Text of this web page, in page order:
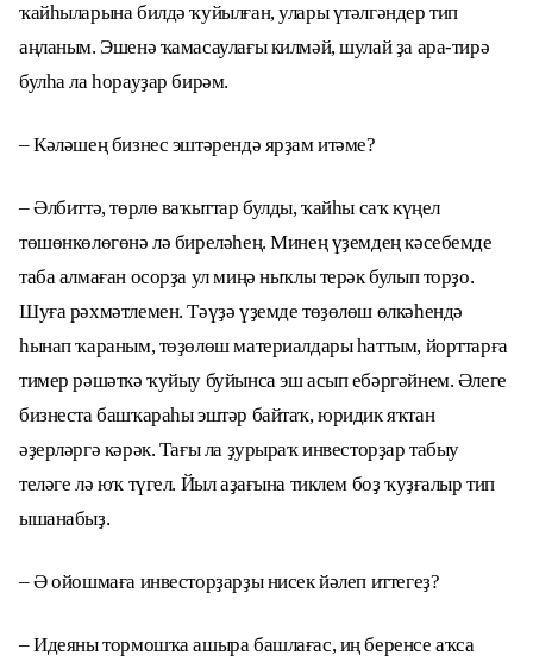
ҡайһыларына билдә ҡуйылған, улары үтәлгәндер тип
аңланым. Эшенә ҡамасаулағы килмәй, шулай ҙа ара-тирә
булһа ла һорауҙар бирәм.
– Кәләшең бизнес эштәрендә ярҙам итәме?
– Әлбиттә, төрлө ваҡыттар булды, ҡайһы саҡ күңел
төшөнкөлөгөнә лә биреләһең. Минең үҙемдең кәсебемде
таба алмаған осорҙа ул миңә ныҡлы терәк булып торҙо.
Шуға рәхмәтлемен. Тәүҙә үҙемде төҙөлөш өлкәһендә
һынап ҡараным, төҙөлөш материалдары һаттым, йорттарға
тимер рәшәткә ҡуйыу буйынса эш асып ебәргәйнем. Әлеге
бизнеста башҡараһы эштәр байтаҡ, юридик яҡтан
әҙерләргә кәрәк. Тағы ла ҙурыраҡ инвесторҙар табыу
теләге лә юҡ түгел. Йыл аҙағына тиклем боҙ ҡуҙғалыр тип
ышанабыҙ.
– Ә ойошмаға инвесторҙарҙы нисек йәлеп иттегеҙ?
– Идеяны тормошҡа ашыра башлағас, иң беренсе аҡса